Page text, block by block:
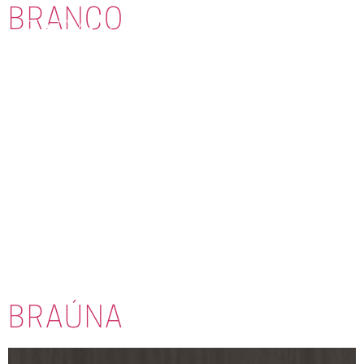
BRANCO
BRAÚNA